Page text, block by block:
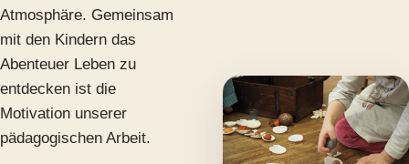
Atmosphäre. Gemeinsam
mit den Kindern das
Abenteuer Leben zu
entdecken ist die
Motivation unserer
pädagogischen Arbeit.